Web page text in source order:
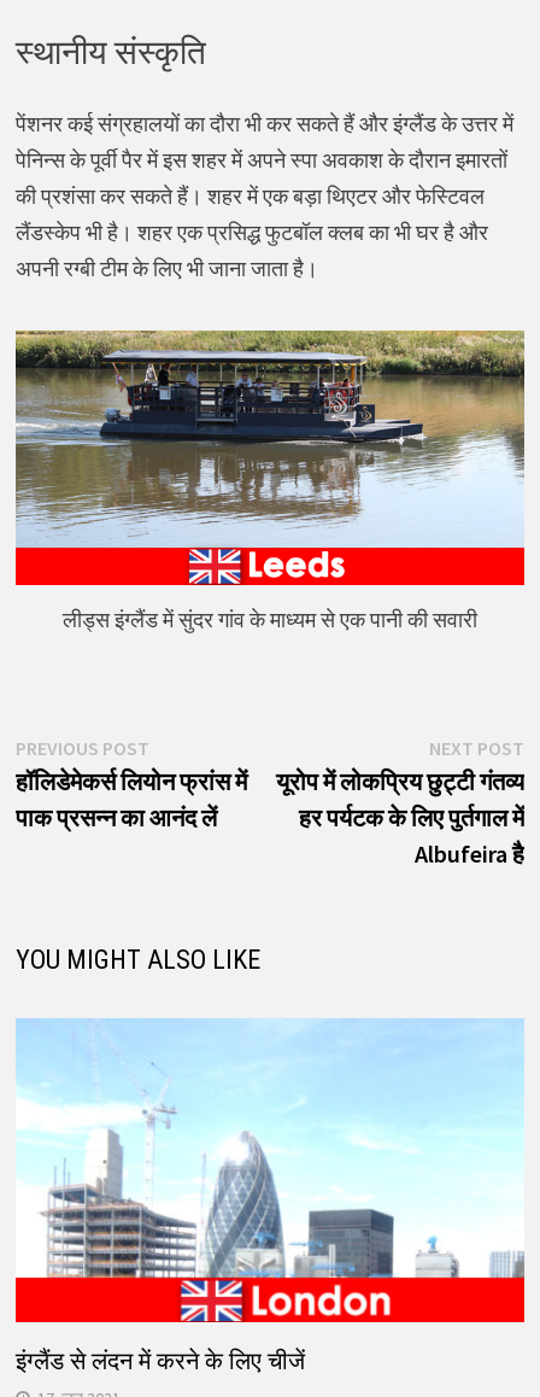
स्थानीय संस्कृति
पेंशनर कई संग्रहालयों का दौरा भी कर सकते हैं और इंग्लैंड के उत्तर में
पेनिन्स के पूर्वी पैर में इस शहर में अपने स्पा अवकाश के दौरान इमारतों
की प्रशंसा कर सकते हैं। शहर में एक बड़ा थिएटर और फेस्टिवल
लैंडस्केप भी है। शहर एक प्रसिद्ध फुटबॉल क्लब का भी घर है और
अपनी रग्बी टीम के लिए भी जाना जाता है।
लीड्स इंग्लैंड में सुंदर गांव के माध्यम से एक पानी की सवारी
पोस्ट
नेविगेशन
PREVIOUS POSTPrevious
post:
हॉलिडेमेकर्स लियोन फ्रांस में
पाक प्रसन्न का आनंद लें
NEXT POST
यूरोप में लोकप्रिय छुट्टी गंतव्य
हर पर्यटक के लिए पुर्तगाल में
Albufeira है
YOU MIGHT ALSO LIKE
इंग्लैंड से लंदन में करने के लिए चीजें